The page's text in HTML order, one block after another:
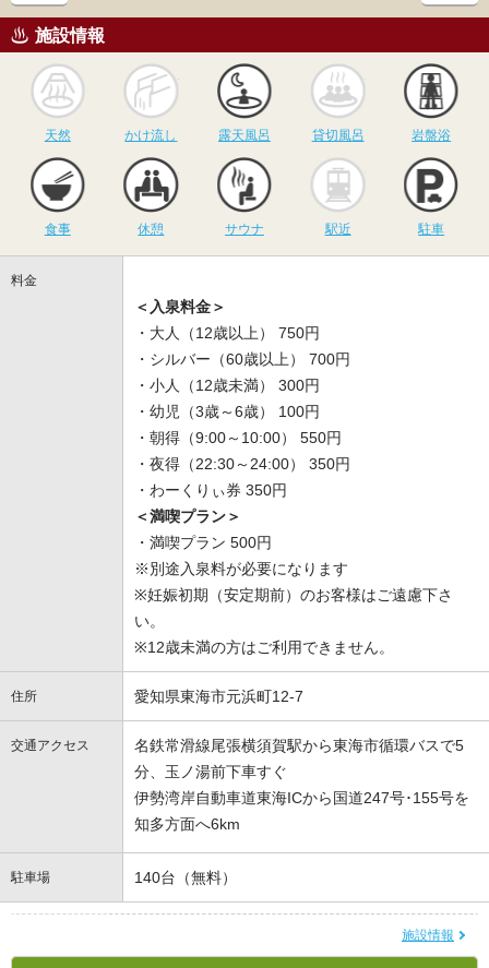
施設情報
天然
かけ流し
かけ流し
露天風呂
露天風呂
貸切風呂
貸切風呂 岩盤浴
食事 休憩
サウナ
サウナ 駅近 駐車
料金
＜入泉料金＞
・大人（12歳以上） 750円
・シルバー（60歳以上） 700円
・小人（12歳未満） 300円
・幼児（3歳～6歳） 100円
・朝得（9:00～10:00） 550円
・夜得（22:30～24:00） 350円
・わーくりぃ券 350円
＜満喫プラン＞
・満喫プラン 500円
※別途入泉料が必要になります
※妊娠初期（安定期前）のお客様はご遠慮下さ
い。
※12歳未満の方はご利用できません。
住所 愛知県東海市元浜町12-7
交通アクセス
名鉄常滑線尾張横須賀駅から東海市循環バスで5
分、玉ノ湯前下車すぐ
伊勢湾岸自動車道東海ICから国道247号･155号を
知多方面へ6km
駐車場 140台（無料）
施設情報